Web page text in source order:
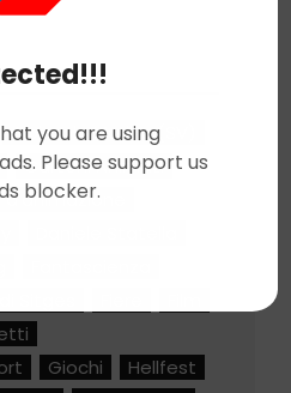
Albissola Marina (SV)
Cartoni Animati
Giochi
Hellfest
you are using
Please support us
blocker.